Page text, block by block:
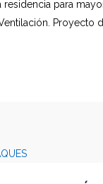
para
Proyecto